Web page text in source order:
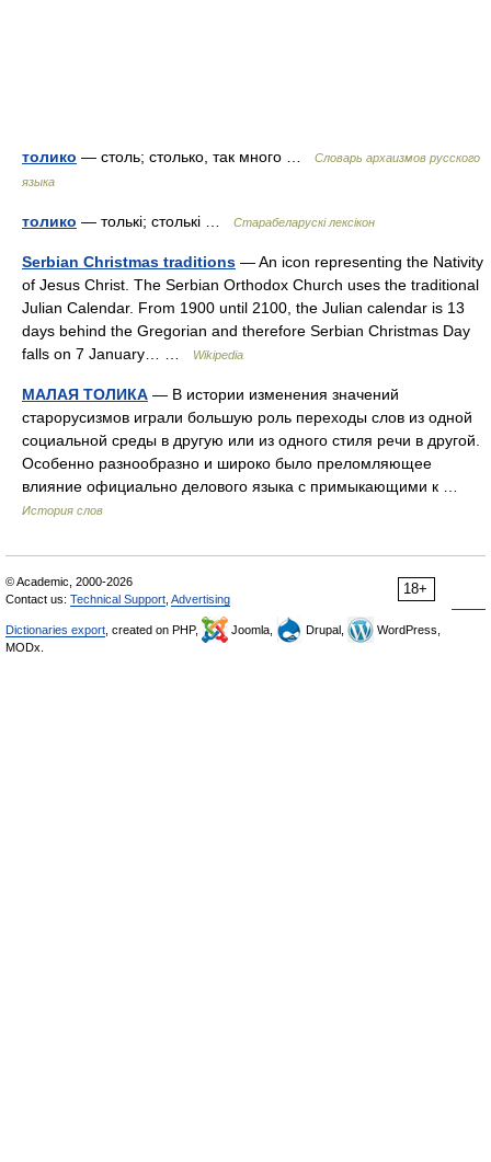
толико — столь; столько, так много …
Cловарь архаизмов русского
языка
толико — толькі; столькі … Старабеларускі лексікон
Serbian Christmas traditions — An icon representing the Nativity
of Jesus Christ. The Serbian Orthodox Church uses the traditional
Julian Calendar. From 1900 until 2100, the Julian calendar is 13
days behind the Gregorian and therefore Serbian Christmas Day
falls on 7 January… …
Wikipedia
МАЛАЯ ТОЛИКА — В истории изменения значений
старорусизмов играли большую роль переходы слов из одной
социальной среды в другую или из одного стиля речи в другой.
Особенно разнообразно и широко было преломляющее
влияние официально делового языка с примыкающими к …
История слов
18+
© Academic, 2000-2026
Contact us: Technical Support Advertising
Dictionaries export , created on PHP, Joomla, Drupal,
WordPress,
MODx.